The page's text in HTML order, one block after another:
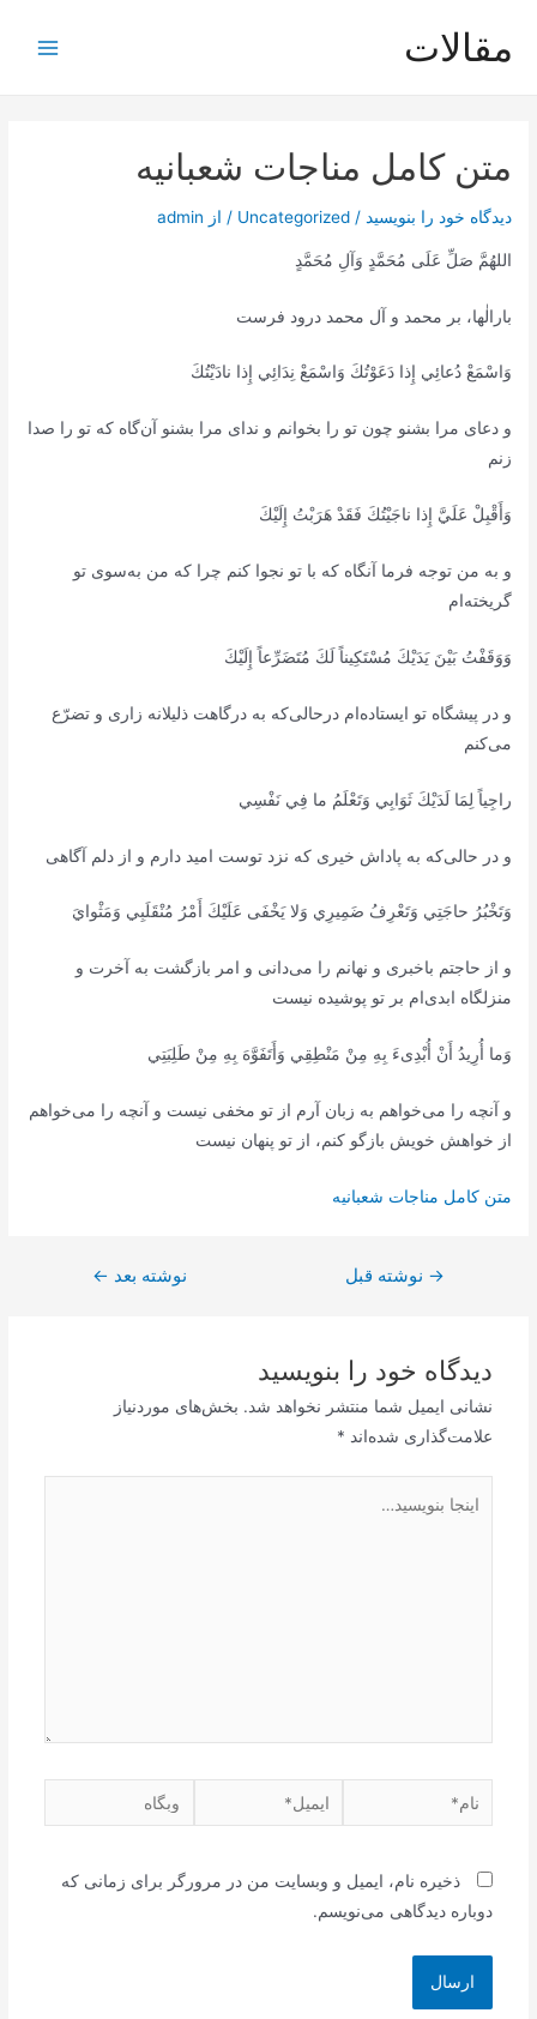
مقالات
متن کامل مناجات شعبانیه
دیدگاه‌ خود را بنویسید /
Uncategorized / از admin
اللهُمَّ صَلِّ عَلَى مُحَمَّدٍ وَآلِ مُحَمَّدٍ
بارالٰها، بر محمد و آل محمد درود فرست
وَاسْمَعْ دُعائِي إِذا دَعَوْتُكَ وَاسْمَعْ نِدَائِي إِذا نادَيْتُكَ
و دعای مرا بشنو چون تو را بخوانم و ندای مرا بشنو آن‌گاه که تو را صدا
زنم
وَأَقْبِلْ عَلَيَّ إِذا ناجَيْتُكَ فَقَدْ هَرَبْتُ إِلَيْكَ
و به من توجه فرما آنگاه که با تو نجوا کنم چرا که من به‌سوی تو
گریخته‌ام
وَوَقَفْتُ بَيْنَ يَدَيْكَ مُسْتَكِيناً لَكَ مُتَضَرِّعاً إِلَيْكَ
و در پیشگاه تو ایستاده‌ام درحالی‌که به درگاهت ذلیلانه زاری و تضرّع
می‌کنم
راجِياً لِمَا لَدَيْكَ ثَوَابِي وَتَعْلَمُ ما فِي نَفْسِي
و در حالی‌که به پاداش خیری که نزد توست امید دارم و از دلم آگاهی
وَتَخْبُرُ حاجَتِي وَتَعْرِفُ ضَمِيرِي وَلا يَخْفَى عَلَيْكَ أَمْرُ مُنْقَلَبِي وَمَثْوايَ
و از حاجتم باخبری و نهانم را می‌دانی و امر بازگشت به آخرت و
منزلگاه ابدی‌ام بر تو پوشیده نیست
وَما أُرِيدُ أَنْ أُبْدِىءَ بِهِ مِنْ مَنْطِقِي وَأَتَفَوَّهَ بِهِ مِنْ طَلِبَتِي
و آنچه را می‌خواهم به زبان آرم از تو مخفی نیست و آنچه را می‌خواهم
از خواهش خویش بازگو کنم، از تو پنهان نیست
متن کامل مناجات شعبانیه
راهبری
→ نوشته قبل نوشته بعد ←
دیدگاه‌ خود را بنویسید
نشانی ایمیل شما منتشر نخواهد شد. بخش‌های موردنیاز
علامت‌گذاری شده‌اند *
بنویسید…
نام* ایمیل* وبگاه
ذخیره نام، ایمیل و وبسایت من در مرورگر برای زمانی که
دوباره دیدگاهی می‌نویسم.